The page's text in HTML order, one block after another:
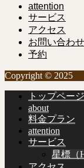
attention
サービス
アクセス
お問い合わせ
予約
Copyright © 2025
トップページ
about
料金プラン
attention
サービス
星標（